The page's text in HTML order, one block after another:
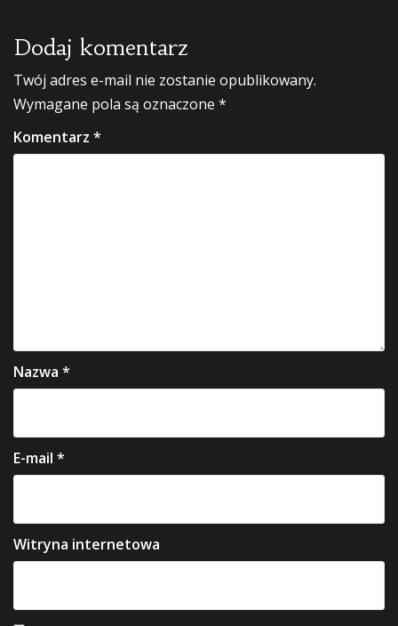
Dodaj komentarz
Twój adres e-mail nie zostanie opublikowany.
Wymagane pola są oznaczone *
Komentarz *
Nazwa *
E-mail *
Witryna internetowa